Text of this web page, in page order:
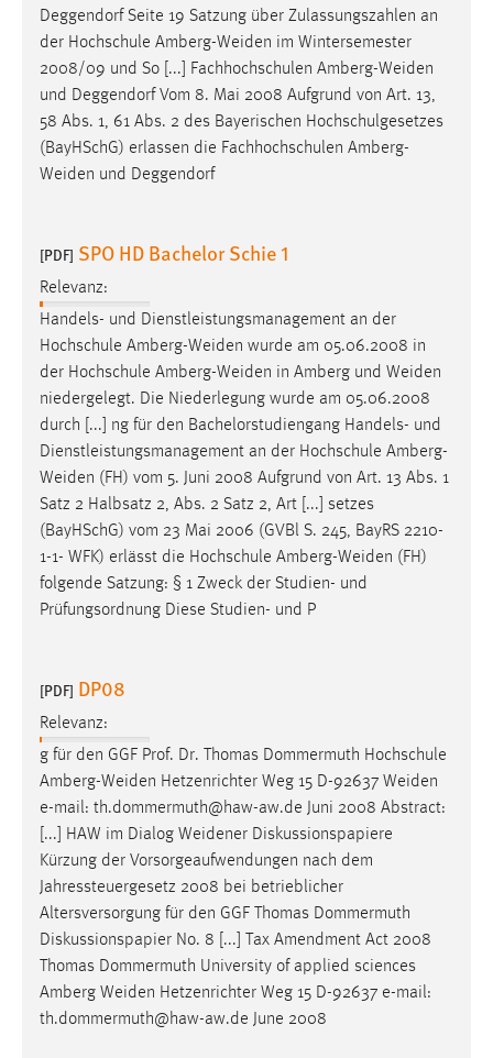
Deggendorf Seite 19 Satzung über Zulassungszahlen an
der Hochschule Amberg-Weiden im Wintersemester
2008/09 und So [...] Fachhochschulen Amberg-Weiden
und Deggendorf Vom 8. Mai 2008 Aufgrund von Art. 13,
58 Abs. 1, 61 Abs. 2 des Bayerischen Hochschulgesetzes
(BayHSchG) erlassen die Fachhochschulen Amberg-
Weiden und Deggendorf
[PDF] SPO HD Bachelor Schie 1
Relevanz:
Handels- und Dienstleistungsmanagement an der
Hochschule Amberg-Weiden wurde am 05.06.2008 in
der Hochschule Amberg-Weiden in Amberg und Weiden
niedergelegt. Die Niederlegung wurde am 05.06.2008
durch [...] ng für den Bachelorstudiengang Handels- und
Dienstleistungsmanagement an der Hochschule Amberg-
Weiden (FH) vom 5. Juni 2008 Aufgrund von Art. 13 Abs. 1
Satz 2 Halbsatz 2, Abs. 2 Satz 2, Art [...] setzes
(BayHSchG) vom 23 Mai 2006 (GVBl S. 245, BayRS 2210-
1-1- WFK) erlässt die Hochschule Amberg-Weiden (FH)
folgende Satzung: § 1 Zweck der Studien- und
Prüfungsordnung Diese Studien- und P
[PDF] DP08
Relevanz:
g für den GGF Prof. Dr. Thomas Dommermuth Hochschule
Amberg-Weiden Hetzenrichter Weg 15 D-92637 Weiden
e-mail: th.dommermuth@haw-aw.de Juni 2008 Abstract:
[...] HAW im Dialog Weidener Diskussionspapiere
Kürzung der Vorsorgeaufwendungen nach dem
Jahressteuergesetz 2008 bei betrieblicher
Altersversorgung für den GGF Thomas Dommermuth
Diskussionspapier No. 8 [...] Tax Amendment Act 2008
Thomas Dommermuth University of applied sciences
Amberg Weiden Hetzenrichter Weg 15 D-92637 e-mail:
th.dommermuth@haw-aw.de June 2008
Name:
fe_user, be_user, be_lastLoginProvider
Zweck:
Dieser Cookie ist notwendig um sich an der Website
einloggen zu können.
Cookie Laufzeit:
STATISTIK
Statistik Cookies erfassen Informationen anonym.
Diese Informationen helfen uns zu verstehen, wie
unsere Besucher unsere Website nutzen.
Matomo
Name:
_pk_ref, _pk_cvar, _pk_id, _pk_ses
Zweck:
Zugriffsstatistik
Cookie Laufzeit:
MARKETING
Marketing Cookies werden von Drittanbietern
verwendet, um personalisierte Werbung anzuzeigen.
Sie tun dies, indem sie Besucher über Websites
hinweg verfolgen.
Google Ads
Name:
_gcl_au
Anbieter:
Google Ireland Limited